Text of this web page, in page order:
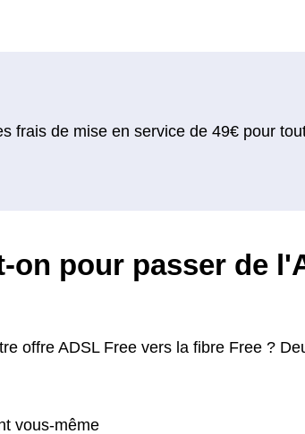
frais de mise en service de 49€ pour
on pour passer de
offre ADSL Free vers la fibre Free ?
vous-même